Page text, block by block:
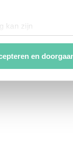
kan zijn
detailgedeelte
van derde partijen
te stemmen. Je
het gebruik van
en